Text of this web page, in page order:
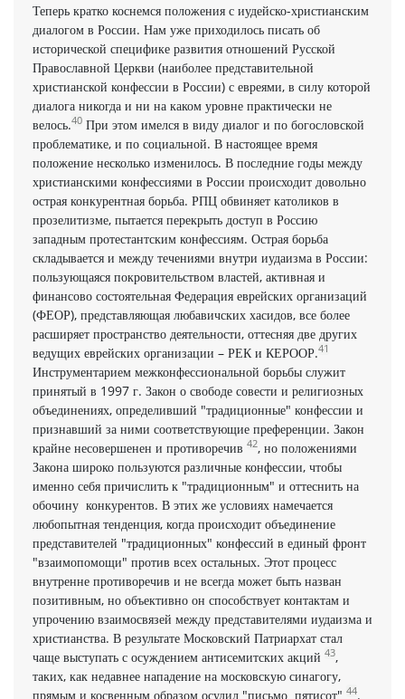
Теперь кратко коснемся положения с иудейско-христианским
диалогом в России. Нам уже приходилось писать об
исторической специфике развития отношений Русской
Православной Церкви (наиболее представительной
христианской конфессии в России) с евреями, в силу которой
диалога никогда и ни на каком уровне практически не
велось.40 При этом имелся в виду диалог и по богословской
проблематике, и по социальной. В настоящее время
положение несколько изменилось. В последние годы между
христианскими конфессиями в России происходит довольно
острая конкурентная борьба. РПЦ обвиняет католиков в
прозелитизме, пытается перекрыть доступ в Россию
западным протестантским конфессиям. Острая борьба
складывается и между течениями внутри иудаизма в России:
пользующаяся покровительством властей, активная и
финансово состоятельная Федерация еврейских организаций
(ФЕОР), представляющая любавичских хасидов, все более
расширяет пространство деятельности, оттесняя две других
ведущих еврейских организации – РЕК и КЕРООР.41
Инструментарием межконфессиональной борьбы служит
принятый в 1997 г. Закон о свободе совести и религиозных
объединениях, определивший "традиционные" конфессии и
признавший за ними соответствующие преференции. Закон
крайне несовершенен и противоречив 42, но положениями
Закона широко пользуются различные конфессии, чтобы
именно себя причислить к "традиционным" и оттеснить на
обочину конкурентов. В этих же условиях намечается
любопытная тенденция, когда происходит объединение
представителей "традиционных" конфессий в единый фронт
"взаимопомощи" против всех остальных. Этот процесс
внутренне противоречив и не всегда может быть назван
позитивным, но объективно он способствует контактам и
упрочению взаимосвязей между представителями иудаизма и
христианства. В результате Московский Патриархат стал
чаще выступать с осуждением антисемитских акций 43,
таких, как недавнее нападение на московскую синагогу,
прямым и косвенным образом осудил "письмо пятисот" 44.